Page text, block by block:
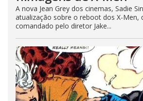
A nova Jean Grey dos cinemas, Sadie
atualização sobre o reboot dos X-Men,
comandado pelo diretor Jake...